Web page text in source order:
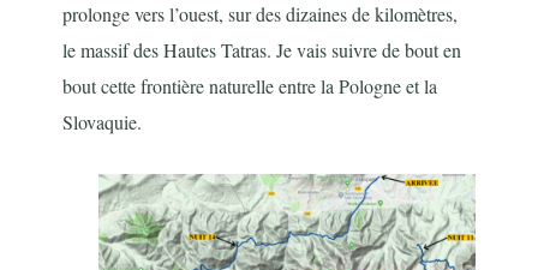
prolonge vers l’ouest, sur des dizaines de kilomètres,
le massif des Hautes Tatras. Je vais suivre de bout en
bout cette frontière naturelle entre la Pologne et la
Slovaquie.